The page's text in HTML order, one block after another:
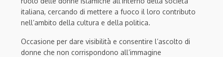
italiana, cercando di mettere a fuoco il loro contributo
nell’ambito della cultura e della politica.
Occasione per dare visibilità e consentire l’ascolto di
donne che non corrispondono all’immagine